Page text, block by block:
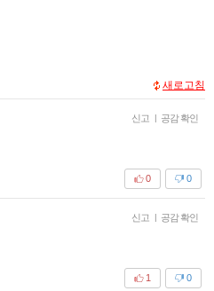
새로고침
신고 | 공감 확인
0
0
신고 | 공감 확인
0
1